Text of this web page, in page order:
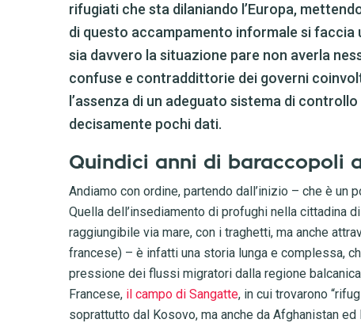
rifugiati che sta dilaniando l’Europa,
di questo accampamento informale si faccia
sia davvero la situazione pare non averla
confuse e contraddittorie dei governi
l’assenza di un adeguato sistema di
decisamente pochi dati.
Quindici anni di baraccopoli
Andiamo con ordine, partendo dall’inizio – che è un
Quella dell’insediamento di profughi nella cittadina
raggiungibile via mare, con i traghetti, ma anche
francese) – è infatti una storia lunga e complessa,
pressione dei flussi migratori dalla regione
Francese, il campo di Sangatte, in cui trovarono
soprattutto dal Kosovo, ma anche da Afghanistan